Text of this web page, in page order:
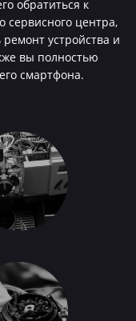
обратиться к
сервисного центра,
устройства и
вы полностью
смартфона.